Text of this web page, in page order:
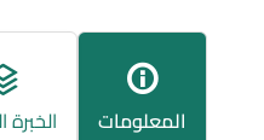
المعلومات الخبرة